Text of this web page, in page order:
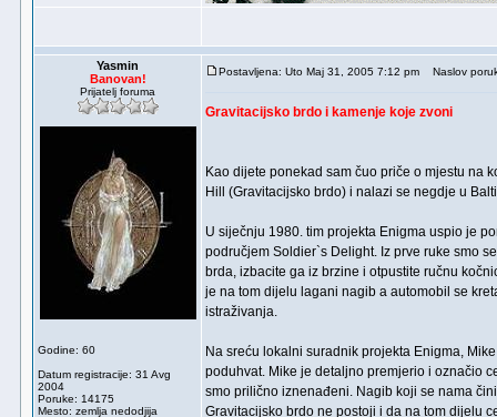
Yasmin
Banovan!
Prijatelj foruma
Godine: 60
Datum registracije: 31 Avg
2004
Poruke: 14175
Mesto: zemlja nedodjija
Postavljena: Uto Maj 31, 2005 7:12 pm Naslov
Gravitacijsko brdo i kamenje koje zvoni
Kao dijete ponekad sam čuo priče o mjestu na
Hill (Gravitacijsko brdo) i nalazi se negdje u
U siječnju 1980. tim projekta Enigma uspio je
područjem Soldier`s Delight. Iz prve ruke smo
brda, izbacite ga iz brzine i otpustite ručnu
je na tom dijelu lagani nagib a automobil se
istraživanja.
Na sreću lokalni suradnik projekta Enigma,
poduhvat. Mike je detaljno premjerio i označio
smo prilično iznenađeni. Nagib koji se nama
Gravitacijsko brdo ne postoji i da na tom dijelu